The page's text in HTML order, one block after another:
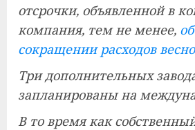
отсрочки, объявленной в
компания, тем не менее,
сокращении расходов
Три дополнительных
запланированы на
В то время как